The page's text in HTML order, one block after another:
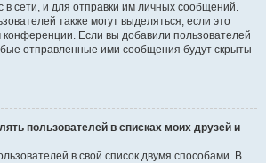
в сети, и для отправки им личных сообщений.
также могут выделяться, если это
Если вы добавили пользователей
отправленные ими сообщения будут скрыты
пользователей в списках моих друзей и
в свой список двумя способами. В